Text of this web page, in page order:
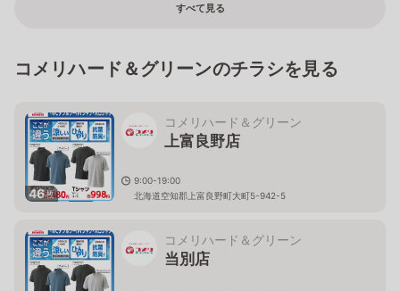
すべて見る
コメリハード＆グリーンのチラシを見る
46枚
コメリハード＆グリーン
上富良野店
9:00-19:00
北海道空知郡上富良野町大町5-942-5
コメリハード＆グリーン
当別店